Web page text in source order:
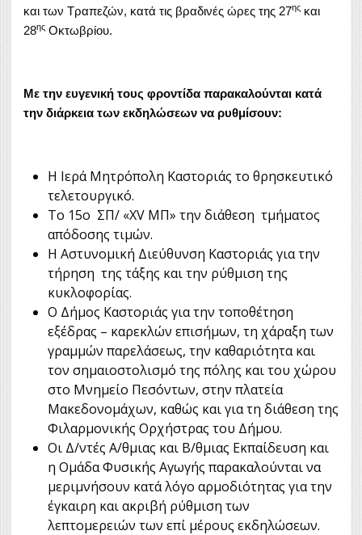
και των Τραπεζών, κατά τις βραδινές ώρες της 27ης και
28ης Οκτωβρίου.
Με την ευγενική τους φροντίδα παρακαλούνται κατά
την διάρκεια των εκδηλώσεων να ρυθμίσουν:
Η Ιερά Μητρόπολη Καστοριάς το θρησκευτικό
τελετουργικό.
Το 15ο ΣΠ/ «XV ΜΠ» την διάθεση τμήματος
απόδοσης τιμών.
Η Αστυνομική Διεύθυνση Καστοριάς για την
τήρηση της τάξης και την ρύθμιση της
κυκλοφορίας.
Ο Δήμος Καστοριάς για την τοποθέτηση
εξέδρας – καρεκλών επισήμων, τη χάραξη των
γραμμών παρελάσεως, την καθαριότητα και
τον σημαιοστολισμό της πόλης και του χώρου
στο Μνημείο Πεσόντων, στην πλατεία
Μακεδονομάχων, καθώς και για τη διάθεση της
Φιλαρμονικής Ορχήστρας του Δήμου.
Οι Δ/ντές Α/θμιας και Β/θμιας Εκπαίδευση και
η Ομάδα Φυσικής Αγωγής παρακαλούνται να
μεριμνήσουν κατά λόγο αρμοδιότητας για την
έγκαιρη και ακριβή ρύθμιση των
λεπτομερειών των επί μέρους εκδηλώσεων.